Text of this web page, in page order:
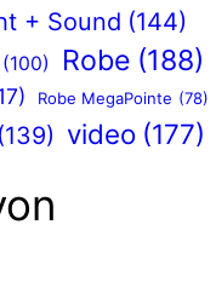
+ Sound (144)
(100) Robe (188)
Robe MegaPointe (78)
(139) video (177)